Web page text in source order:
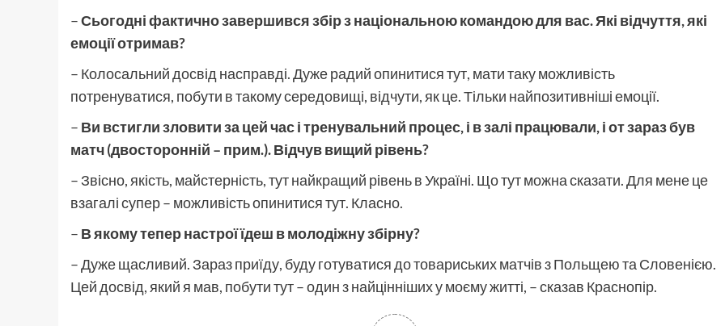
–Сьогодні фактично завершився збір з національною командою для вас. Які відчуття, які
емоції отримав?
– Колосальний досвід насправді. Дуже радий опинитися тут, мати таку можливість
потренуватися, побути в такому середовищі, відчути, як це. Тільки найпозитивніші емоції.
– Ви встигли зловити за цей час і тренувальний процес, і в залі працювали, і от зараз був
матч (двосторонній – прим.). Відчув вищий рівень?
– Звісно, якість, майстерність, тут найкращий рівень в Україні. Що тут можна сказати. Для мене це
взагалі супер – можливість опинитися тут. Класно.
– В якому тепер настрої їдеш в молодіжну збірну?
– Дуже щасливий. Зараз приїду, буду готуватися до товариських матчів з Польщею та Словенією.
Цей досвід, який я мав, побути тут – один з найцінніших у моєму житті, – сказав Краснопір.